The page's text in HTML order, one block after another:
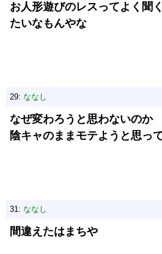
お人形遊びのレスってよく聞
たいなもんやな
29: ななし
なぜ変わろうと思わないのか
陰キャのままモテようと思っ
31: ななし
間違えたはまちや